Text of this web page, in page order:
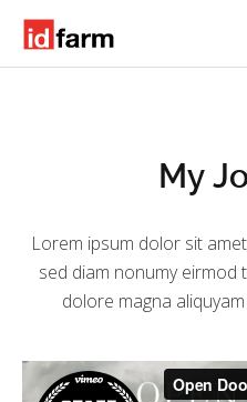
My
Lorem ipsum dolor sit
sed diam nonumy
dolore magna